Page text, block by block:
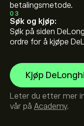
betalingsmetode.
03
Søk og kjøp:
Søk på siden
ordre for å kjøpe
Kjøp
Leter du etter mer
vår på Academy.